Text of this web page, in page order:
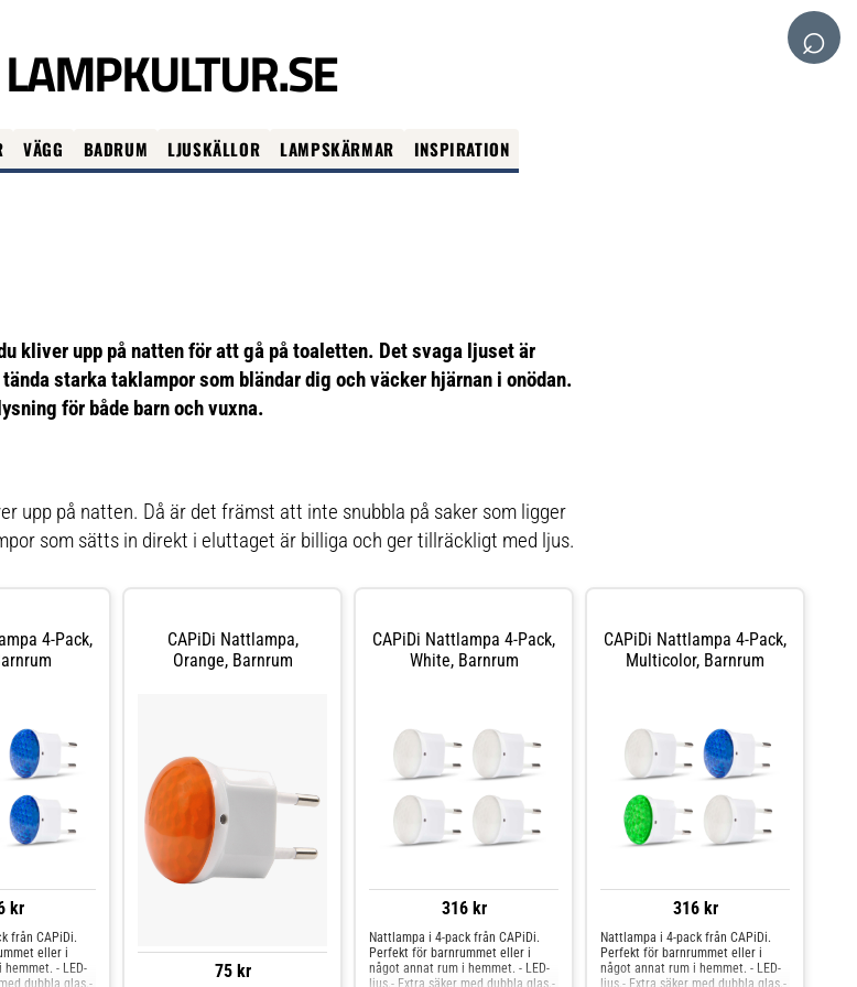
LAMPKULTUR.SE ⌕
VÄGG BADRUM LJUSKÄLLOR LAMPSKÄRMAR INSPIRATION
kliver upp på natten för att gå på toaletten. Det svaga ljuset är
starka taklampor som bländar dig och väcker hjärnan i onödan.
för både barn och vuxna.
upp på natten. Då är det främst att inte snubbla på saker som ligger
som sätts in direkt i eluttaget är billiga och ger tillräckligt med ljus.
4-Pack,
kr
från CAPiDi.
eller i
- LED-
dubbla glas.-
CAPiDi Nattlampa,
Orange, Barnrum
75 kr
CAPiDi Nattlampa 4-Pack,
White, Barnrum
316 kr
Nattlampa i 4-pack från CAPiDi.
Perfekt för barnrummet eller i
något annat rum i hemmet. - LED-
ljus.- Extra säker med dubbla glas.-
CAPiDi Nattlampa 4-Pack,
Multicolor, Barnrum
316 kr
Nattlampa i 4-pack från CAPiDi.
Perfekt för barnrummet eller i
något annat rum i hemmet. - LED-
ljus.- Extra säker med dubbla glas.-